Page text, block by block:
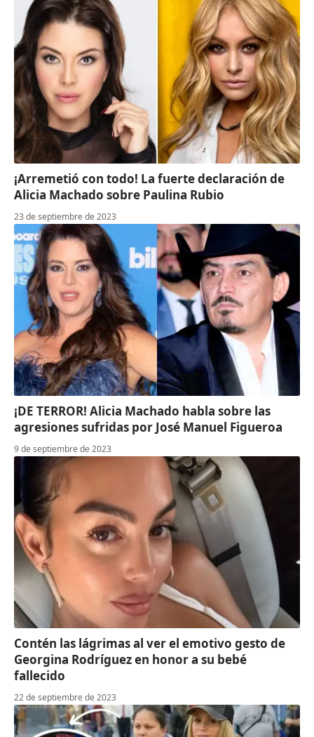
¡Arremetió con todo! La fuerte declaración de
Alicia Machado sobre Paulina Rubio
23 de septiembre de 2023
¡DE TERROR! Alicia Machado habla sobre las
agresiones sufridas por José Manuel Figueroa
9 de septiembre de 2023
Contén las lágrimas al ver el emotivo gesto de
Georgina Rodríguez en honor a su bebé
fallecido
22 de septiembre de 2023